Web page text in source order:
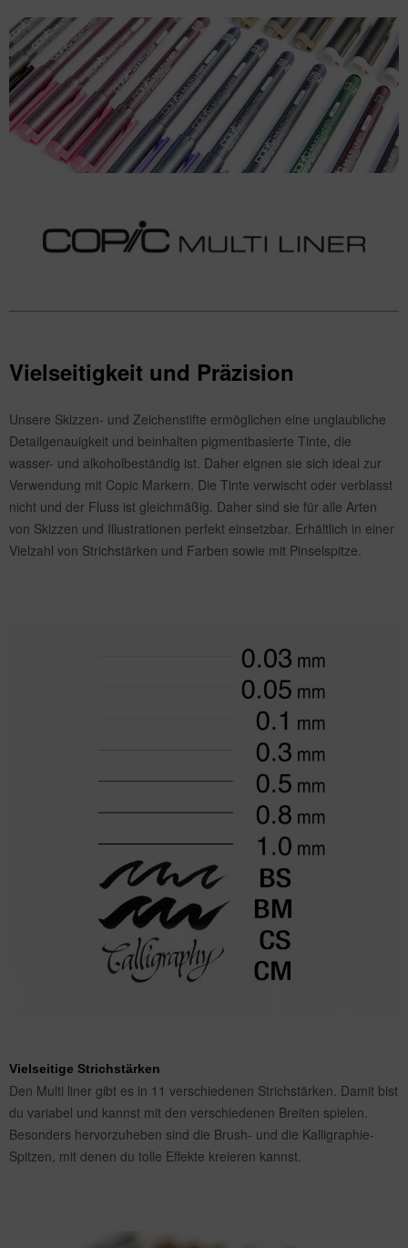
Vielseitigkeit und Präzision
Unsere Skizzen- und Zeichenstifte ermöglichen eine unglaubliche
Detailgenauigkeit und beinhalten pigmentbasierte Tinte, die
wasser- und alkoholbeständig ist. Daher eignen sie sich ideal zur
Verwendung mit Copic Markern. Die Tinte verwischt oder verblasst
nicht und der Fluss ist gleichmäßig. Daher sind sie für alle Arten
von Skizzen und Illustrationen perfekt einsetzbar. Erhältlich in einer
Vielzahl von Strichstärken und Farben sowie mit Pinselspitze.
Vielseitige Strichstärken
Den Multi liner gibt es in 11 verschiedenen Strichstärken. Damit bist
du variabel und kannst mit den verschiedenen Breiten spielen.
Besonders hervorzuheben sind die Brush- und die Kalligraphie-
Spitzen, mit denen du tolle Effekte kreieren kannst.